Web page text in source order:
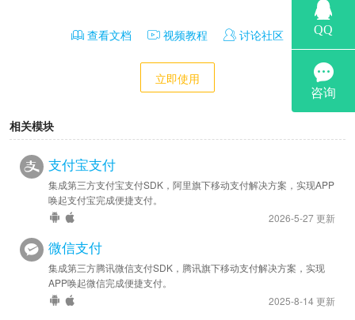
查看文档 视频教程 讨论社区
立即使用
相关模块
支付宝支付
集成第三方支付宝支付SDK，阿里旗下移动支付解决方案，实现APP
唤起支付宝完成便捷支付。
2026-5-27 更新
微信支付
集成第三方腾讯微信支付SDK，腾讯旗下移动支付解决方案，实现
APP唤起微信完成便捷支付。
2025-8-14 更新